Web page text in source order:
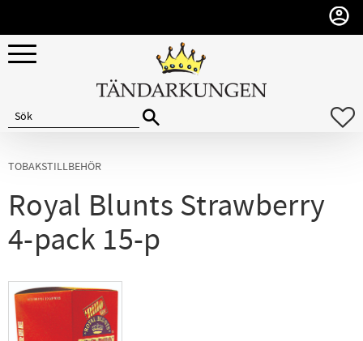
Meny
TOBAKSTILLBEHÖR
Royal Blunts Strawberry
4-pack 15-p